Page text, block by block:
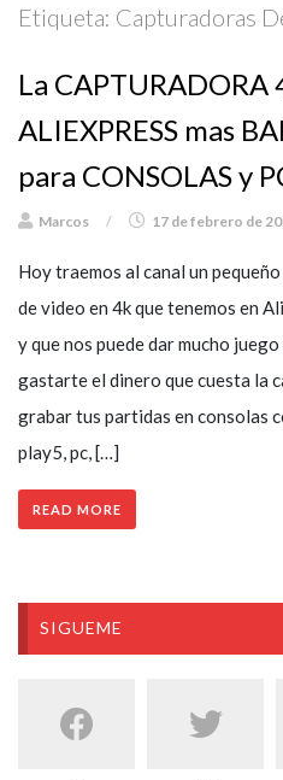
Etiqueta: Capturadoras
La CAPTURADORA
ALIEXPRESS mas
para CONSOLAS y
Marcos / 17 de febrero de
Hoy traemos al canal un
de video en 4k que tenemos en
y que nos puede dar mucho
gastarte el dinero que cuesta la
grabar tus partidas en consolas
play5, pc, […]
READ MORE
SIGUEME